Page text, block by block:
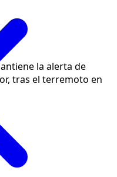
la alerta de
tras el terremoto en